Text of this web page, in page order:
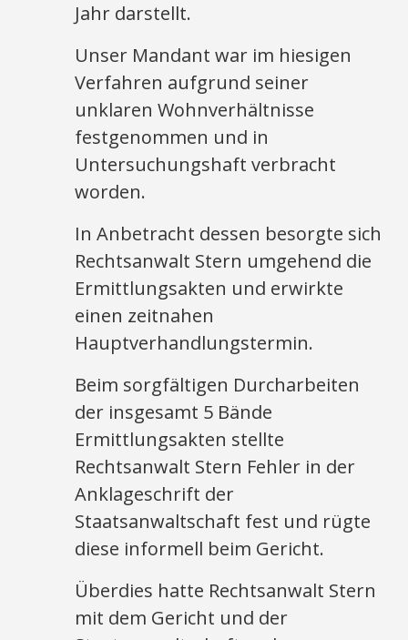
Jahr darstellt.
Unser Mandant war im hiesigen
Verfahren aufgrund seiner
unklaren Wohnverhältnisse
festgenommen und in
Untersuchungshaft verbracht
worden.
In Anbetracht dessen besorgte sich
Rechtsanwalt Stern umgehend die
Ermittlungsakten und erwirkte
einen zeitnahen
Hauptverhandlungstermin.
Beim sorgfältigen Durcharbeiten
der insgesamt 5 Bände
Ermittlungsakten stellte
Rechtsanwalt Stern Fehler in der
Anklageschrift der
Staatsanwaltschaft fest und rügte
diese informell beim Gericht.
Überdies hatte Rechtsanwalt Stern
mit dem Gericht und der